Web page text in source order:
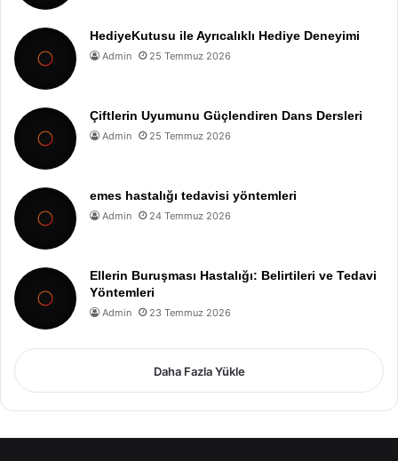
HediyeKutusu ile Ayrıcalıklı Hediye Deneyimi
Admin 25 Temmuz 2026
Çiftlerin Uyumunu Güçlendiren Dans Dersleri
Admin 25 Temmuz 2026
emes hastalığı tedavisi yöntemleri
Admin 24 Temmuz 2026
Ellerin Buruşması Hastalığı: Belirtileri ve Tedavi
Yöntemleri
Admin 23 Temmuz 2026
Daha Fazla Yükle